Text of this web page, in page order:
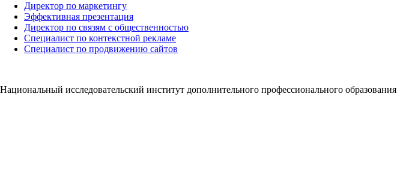
Директор по маркетингу
Эффективная презентация
Директор по связям с общественностью
Специалист по контекстной рекламе
Специалист по продвижению сайтов
Национальный исследовательский институт дополнительного профессионального образования